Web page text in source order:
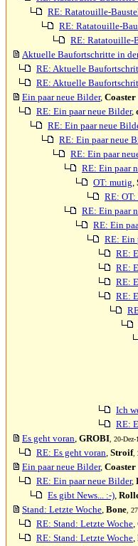
RE: Ratatouille-
RE: Ratatouille-
RE: Ratatouille-
Aktuelle Baufortschritte in
RE: Aktuelle
RE: Aktuelle
Ein paar neue Bilder,
RE: Ein paar neue Bilder,
RE: Ein paar neue
RE: Ein paar neue
RE: Ein paar
RE: Ein paar
OT: mutig,
RE:
RE: Ein paar
RE: Ein
RE: Ein
RE:
RE:
RE:
RE:
Ich
RE:
Es geht voran, GROBI , 20-
RE: Es geht voran, Stroif,
Ein paar neue Bilder,
RE: Ein paar neue Bilder,
Es gibt News... :-),
Stand: Letzte Woche, Bone ,
RE: Stand: Letzte Woche,
RE: Stand: Letzte Woche,